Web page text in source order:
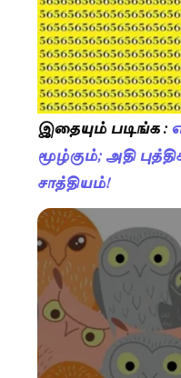
இதையும் படிங்க :
மூழ்கும்; அதி
சாத்தியம்!